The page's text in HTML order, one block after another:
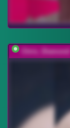
Chris_Diamond